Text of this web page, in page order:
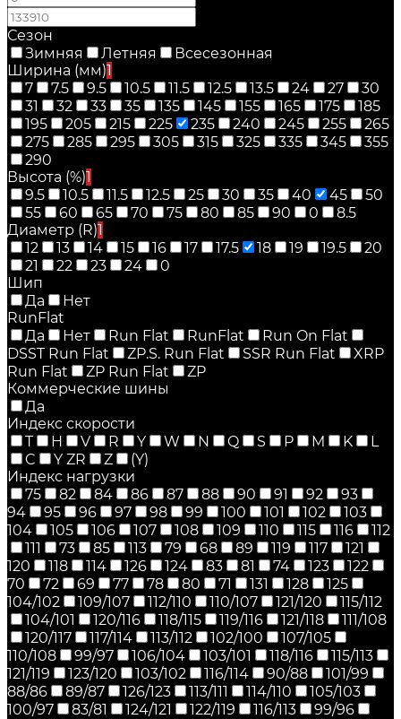
Сезон
Зимняя
Летняя
Всесезонная
Ширина (мм)1
7
7.5 9.5 10.5 11.5 12.5 13.5 24 27
30
31
32 33 35 135 145 155 165 175
185
195
205 215 225 235 240 245 255
265
275
285 295 305 315 325 335 345
355
290
Высота (%)1
9.5
10.5 11.5 12.5 25 30 35 40 45
50
55
60 65 70 75 80 85 90 0
8.5
Диаметр (R)1
12
13 14 15 16 17 17.5 18 19 19.5
20
21
22 23 24
0
Шип
Да
Нет
RunFlat
Да
Нет Run Flat RunFlat
Run On Flat
DSST Run Flat
ZP.S. Run Flat SSR Run Flat
XRP
Run Flat
ZP Run Flat
ZP
Коммерческие шины
Да
Индекс скорости
T
H V R Y W N Q S P M K
L
C
Y ZR Z
(Y)
Индекс нагрузки
75
82 84 86 87 88 90 91 92
93
94
95 96 97 98 99 100 101 102
103
104
105 106 107 108 109 110 115 116
112
111
73 85 113 79 68 89 119 117
121
120
118 114 126 124 83 81 74 123
122
70
72 69 77 78 80 71 131 128
125
104/102
109/107 112/110 110/107 121/120
115/112
104/101
120/116 118/115 119/116 121/118
111/108
120/117
117/114 113/112 102/100
107/105
110/108
99/97 106/104 103/101 118/116
115/113
121/119
123/120 103/102 116/114 90/88
101/99
88/86
89/87 126/123 113/111 114/110
105/103
100/97
83/81 124/121 122/119 116/113
99/96